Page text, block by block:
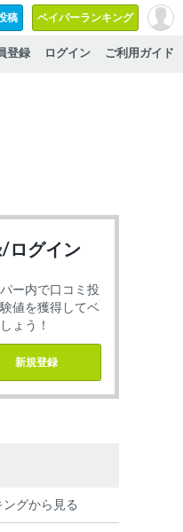
稿 ベイパーランキング
ご利用ガイド
ログイン
登録
ログイン
ー内で口コミ投
値を獲得してベ
ょう！
新規登録
グから見る